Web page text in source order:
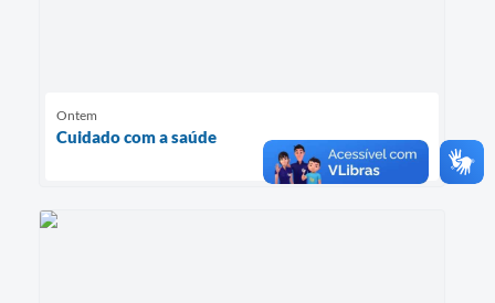
Ontem
Cuidado com a saúde